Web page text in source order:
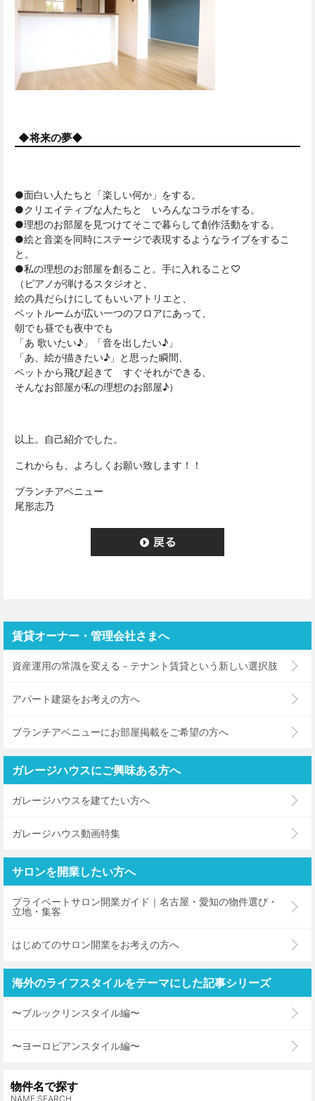
◆将来の夢◆
●面白い人たちと「楽しい何か」をする。
●クリエイティブな人たちと いろんなコラボをする。
●理想のお部屋を見つけてそこで暮らして創作活動をする。
●絵と音楽を同時にステージで表現するようなライブをするこ
と。
●私の理想のお部屋を創ること。手に入れること♡
（ピアノが弾けるスタジオと、
絵の具だらけにしてもいいアトリエと、
ベットルームが広い一つのフロアにあって、
朝でも昼でも夜中でも
「あ 歌いたい♪」「音を出したい♪」
「あ、絵が描きたい♪」と思った瞬間、
ベットから飛び起きて すぐそれができる、
そんなお部屋が私の理想のお部屋♪）
以上。自己紹介でした。
これからも、よろしくお願い致します！！
ブランチアベニュー
尾形志乃
賃貸オーナー・管理会社さまへ
資産運用の常識を変える－テナント賃貸という新しい選択肢
アパート建築をお考えの方へ
ブランチアベニューにお部屋掲載をご希望の方へ
ガレージハウスにご興味ある方へ
ガレージハウスを建てたい方へ
ガレージハウス動画特集
サロンを開業したい方へ
プライベートサロン開業ガイド｜名古屋・愛知の物件選び・
立地・集客
はじめてのサロン開業をお考えの方へ
海外のライフスタイルをテーマにした記事シリーズ
〜ブルックリンスタイル編〜
〜ヨーロピアンスタイル編〜
物件名で探す
NAME SEARCH